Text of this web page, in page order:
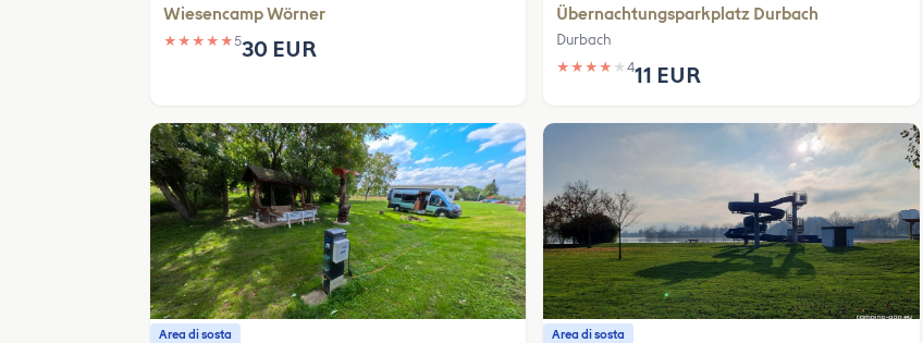
Wiesencamp Wörner
★ ★ ★ ★ ★530 EUR
Übernachtungsparkplatz Durbach
Durbach
★ ★ ★ ★ ★411 EUR
Area di sosta Area di sosta